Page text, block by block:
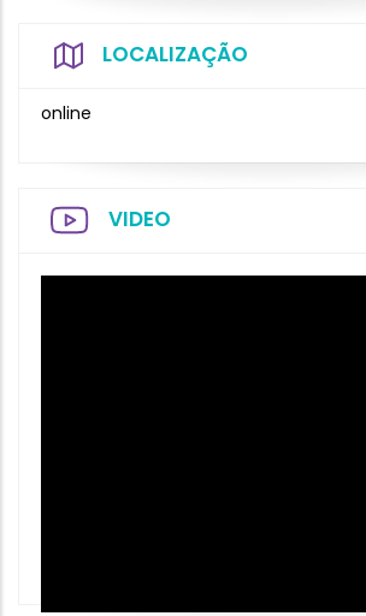
LOCALIZAÇÃO
online
VIDEO